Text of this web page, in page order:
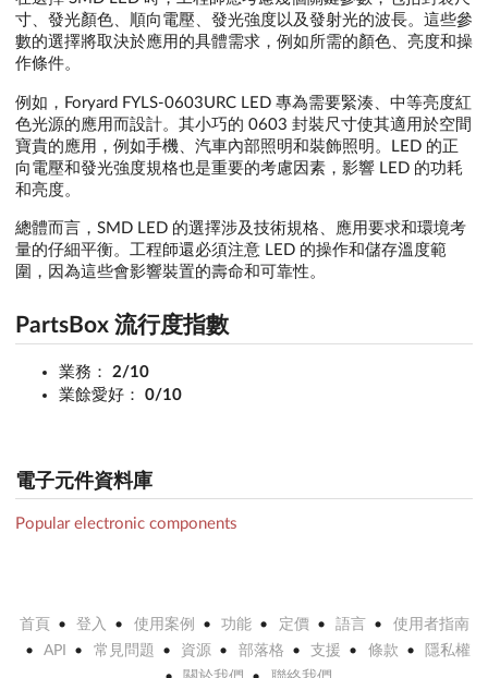
寸、發光顏色、順向電壓、發光強度以及發射光的波長。這些參
數的選擇將取決於應用的具體需求，例如所需的顏色、亮度和操
作條件。
例如，Foryard FYLS-0603URC LED 專為需要緊湊、中等亮度紅
色光源的應用而設計。其小巧的 0603 封裝尺寸使其適用於空間
寶貴的應用，例如手機、汽車內部照明和裝飾照明。LED 的正
向電壓和發光強度規格也是重要的考慮因素，影響 LED 的功耗
和亮度。
總體而言，SMD LED 的選擇涉及技術規格、應用要求和環境考
量的仔細平衡。工程師還必須注意 LED 的操作和儲存溫度範
圍，因為這些會影響裝置的壽命和可靠性。
PartsBox 流行度指數
業務：
2/10
業餘愛好：
0/10
電子元件資料庫
Popular electronic components
首頁 登入 使用案例 功能 定價 語言
使用者指南
API
常見問題 資源 部落格 支援 條款
隱私權